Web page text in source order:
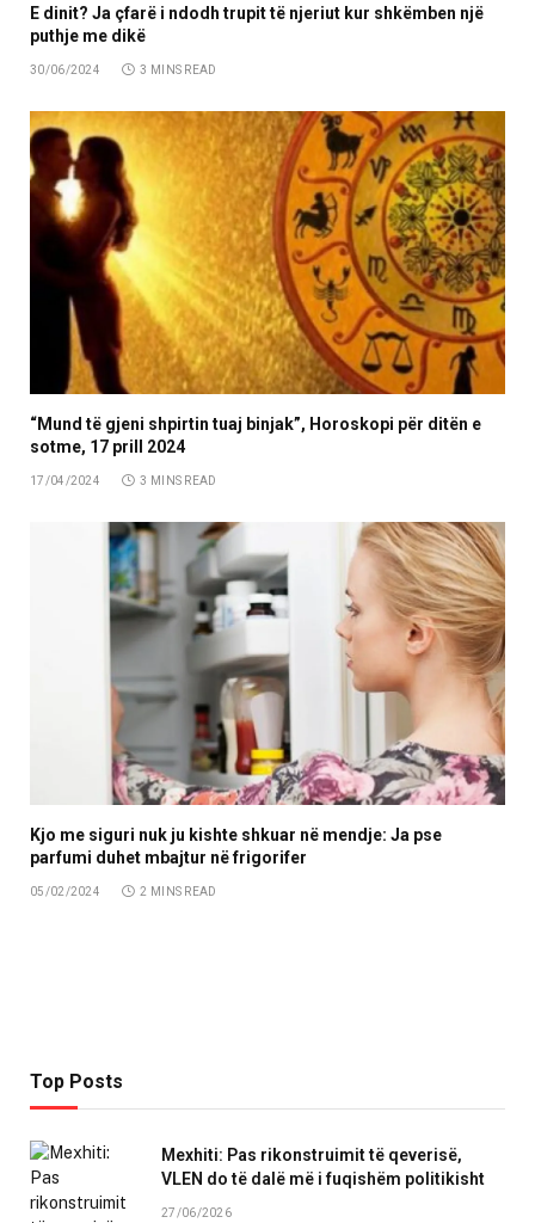
E dinit? Ja çfarë i ndodh trupit të njeriut kur shkëmben një
puthje me dikë
30/06/2024 3 MINS READ
“Mund të gjeni shpirtin tuaj binjak”, Horoskopi për ditën e
sotme, 17 prill 2024
17/04/2024 3 MINS READ
Kjo me siguri nuk ju kishte shkuar në mendje: Ja pse
parfumi duhet mbajtur në frigorifer
05/02/2024 2 MINS READ
Top Posts
Mexhiti: Pas rikonstruimit të qeverisë,
VLEN do të dalë më i fuqishëm politikisht
27/06/2026